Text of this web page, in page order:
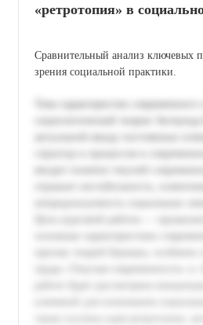
«ретротопия» в
Сравнительный анализ ключевых
зрения социальной практики.